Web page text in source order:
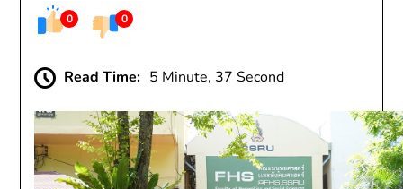
0 0
Read Time: 5 Minute, 37 Second